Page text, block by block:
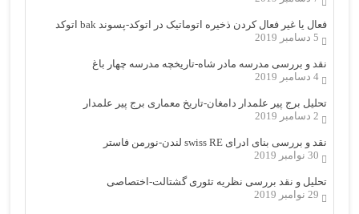
فعال یا غیر فعال کردن ذخیره اتوماتیک در اتوکد-پسوند bak اتوکد
5 دسامبر 2019
نقد و بررسی مدرسه مادر شاه-تاریخچه مدرسه چهار باغ
4 دسامبر 2019
تحلیل برج پیر علمدار دامغان-تاریخ معماری برج پیر علمدار
2 دسامبر 2019
نقد و بررسی بنای ادرای swiss RE لندن-نورمن فاستر
30 نوامبر 2019
تحلیل و نقد بررسی نظریه تئوری گشتالت-اختصاصی
29 نوامبر 2019